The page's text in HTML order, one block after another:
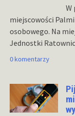
W
miejscowości
osobowego. Na
Jednostki
0 komentarzy